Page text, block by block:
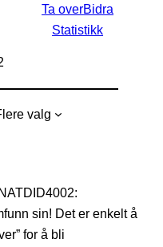
Ta overBidra
Statistikk
valg
sin! Det er enkelt å
for å bli